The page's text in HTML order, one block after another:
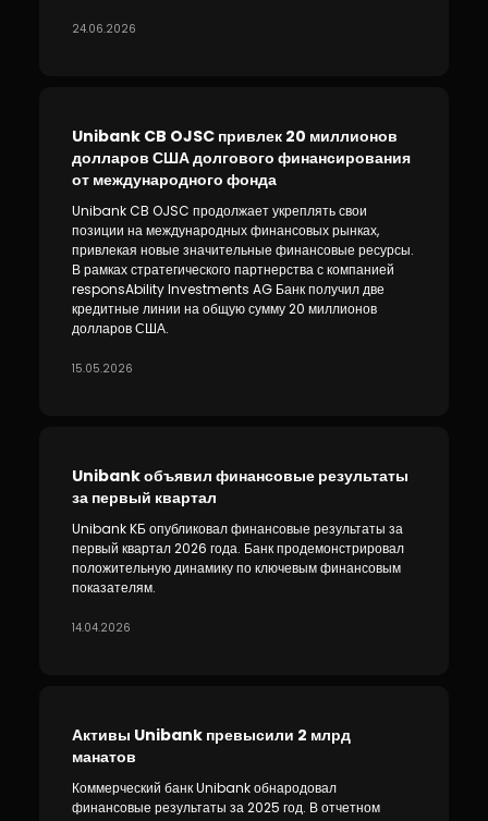
24.06.2026
Unibank CB OJSC привлек 20 миллионов
долларов США долгового финансирования
от международного фонда
Unibank CB OJSC продолжает укреплять свои
позиции на международных финансовых рынках,
привлекая новые значительные финансовые ресурсы.
В рамках стратегического партнерства с компанией
responsAbility Investments AG Банк получил две
кредитные линии на общую сумму 20 миллионов
долларов США.
15.05.2026
Unibank объявил финансовые результаты
за первый квартал
Unibank KБ опубликовал финансовые результаты за
первый квартал 2026 года. Банк продемонстрировал
положительную динамику по ключевым финансовым
показателям.
14.04.2026
Активы Unibank превысили 2 млрд
манатов
Коммерческий банк Unibank обнародовал
финансовые результаты за 2025 год. В отчетном